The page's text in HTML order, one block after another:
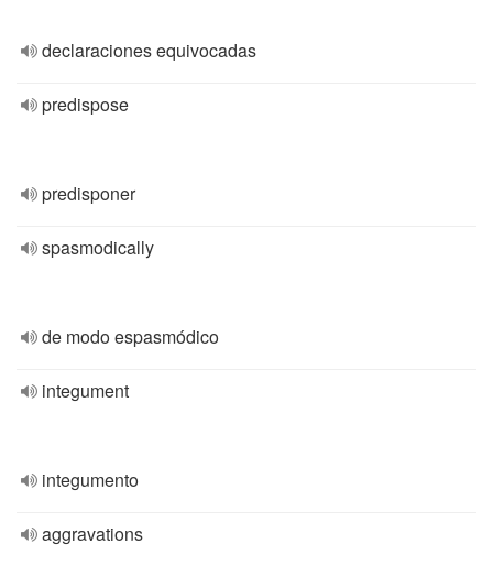
declaraciones equivocadas
predispose
predisponer
spasmodically
de modo espasmódico
integument
integumento
aggravations